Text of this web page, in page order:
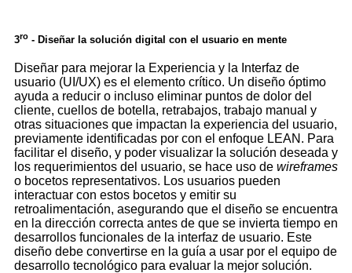
3ro - Diseñar la solución digital con el usuario en mente
Diseñar para mejorar la Experiencia y la Interfaz de
usuario (UI/UX) es el elemento crítico. Un diseño óptimo
ayuda a reducir o incluso eliminar puntos de dolor del
cliente, cuellos de botella, retrabajos, trabajo manual y
otras situaciones que impactan la experiencia del usuario,
previamente identificadas por con el enfoque LEAN. Para
facilitar el diseño, y poder visualizar la solución deseada y
los requerimientos del usuario, se hace uso de wireframes
o bocetos representativos. Los usuarios pueden
interactuar con estos bocetos y emitir su
retroalimentación, asegurando que el diseño se encuentra
en la dirección correcta antes de que se invierta tiempo en
desarrollos funcionales de la interfaz de usuario. Este
diseño debe convertirse en la guía a usar por el equipo de
desarrollo tecnológico para evaluar la mejor solución.